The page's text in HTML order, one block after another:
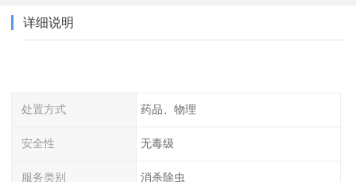
详细说明
处置方式 药品、物理
安全性 无毒级
服务类别 消杀除虫